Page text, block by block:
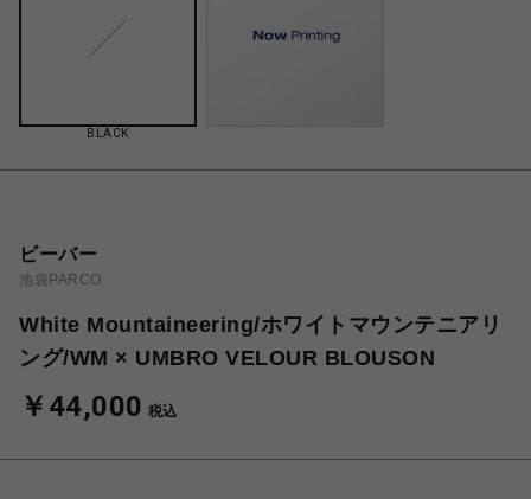
BLACK
ビーバー
池袋PARCO
White Mountaineering/ホワイトマウンテニアリ
ング/WM × UMBRO VELOUR BLOUSON
￥44,000 税込